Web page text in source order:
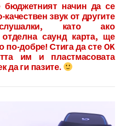
бюджетният начин да се
звук от другите
като ако
саунд карта, ще
по-добре! Стига да сте OK
им и пластмасовата
да ги пазите.